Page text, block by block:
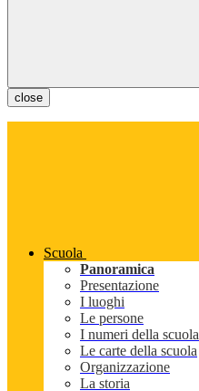
close
Scuola
Panoramica
Presentazione
I luoghi
Le persone
I numeri della scuola
Le carte della scuola
Organizzazione
La storia